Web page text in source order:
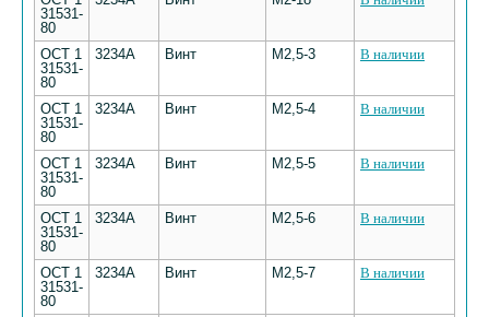
31531-
80
ОСТ 1
31531-
80
3234А Винт М2,5-3 В наличии
ОСТ 1
31531-
80
3234А Винт М2,5-4 В наличии
ОСТ 1
31531-
80
3234А Винт М2,5-5 В наличии
ОСТ 1
31531-
80
3234А Винт М2,5-6 В наличии
ОСТ 1
31531-
80
3234А Винт М2,5-7 В наличии